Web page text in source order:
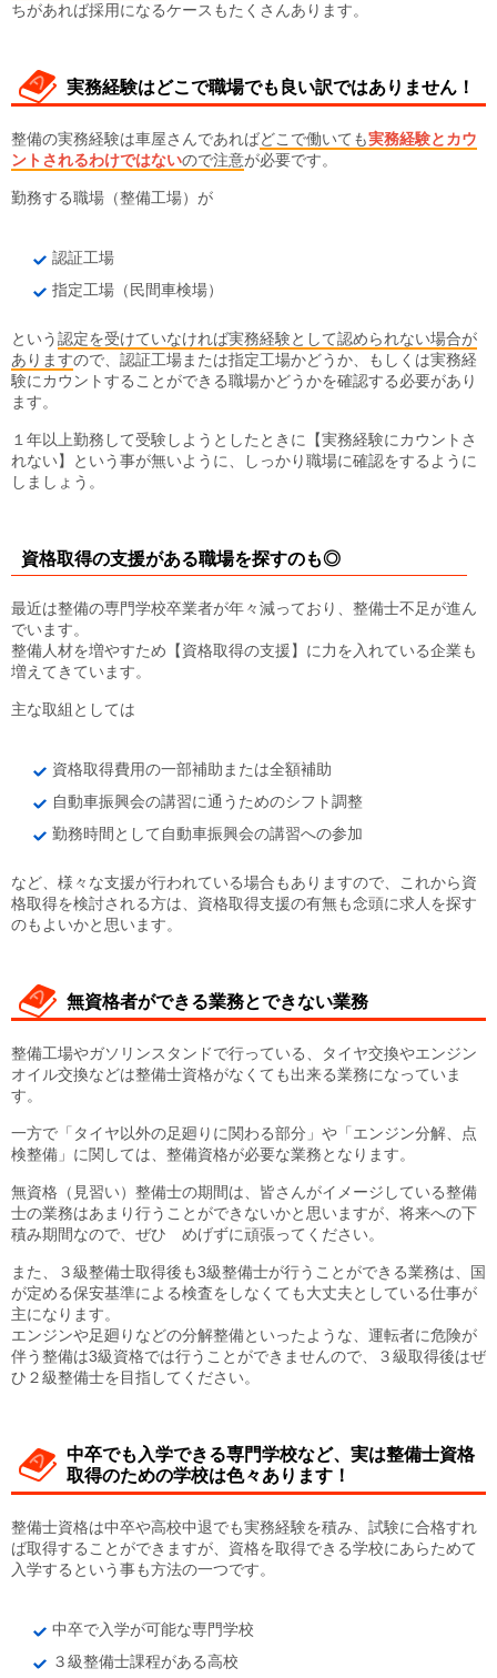
ちがあれば採用になるケースもたくさんあります。
実務経験はどこで職場でも良い訳ではありません！
整備の実務経験は車屋さんであればどこで働いても実務経験とカウ
ントされるわけではないので注意が必要です。
勤務する職場（整備工場）が
認証工場
指定工場（民間車検場）
という認定を受けていなければ実務経験として認められない場合が
ありますので、認証工場または指定工場かどうか、もしくは実務経
験にカウントすることができる職場かどうかを確認する必要があり
ます。
１年以上勤務して受験しようとしたときに【実務経験にカウントさ
れない】という事が無いように、しっかり職場に確認をするように
しましょう。
資格取得の支援がある職場を探すのも◎
最近は整備の専門学校卒業者が年々減っており、整備士不足が進ん
でいます。
整備人材を増やすため【資格取得の支援】に力を入れている企業も
増えてきています。
主な取組としては
資格取得費用の一部補助または全額補助
自動車振興会の講習に通うためのシフト調整
勤務時間として自動車振興会の講習への参加
など、様々な支援が行われている場合もありますので、これから資
格取得を検討される方は、資格取得支援の有無も念頭に求人を探す
のもよいかと思います。
無資格者ができる業務とできない業務
整備工場やガソリンスタンドで行っている、タイヤ交換やエンジン
オイル交換などは整備士資格がなくても出来る業務になっていま
す。
一方で「タイヤ以外の足廻りに関わる部分」や「エンジン分解、点
検整備」に関しては、整備資格が必要な業務となります。
無資格（見習い）整備士の期間は、皆さんがイメージしている整備
士の業務はあまり行うことができないかと思いますが、将来への下
積み期間なので、ぜひ めげずに頑張ってください。
また、３級整備士取得後も3級整備士が行うことができる業務は、国
が定める保安基準による検査をしなくても大丈夫としている仕事が
主になります。
エンジンや足廻りなどの分解整備といったような、運転者に危険が
伴う整備は3級資格では行うことができませんので、３級取得後はぜ
ひ２級整備士を目指してください。
中卒でも入学できる専門学校など、実は整備士資格
取得のための学校は色々あります！
整備士資格は中卒や高校中退でも実務経験を積み、試験に合格すれ
ば取得することができますが、資格を取得できる学校にあらためて
入学するという事も方法の一つです。
中卒で入学が可能な専門学校
３級整備士課程がある高校